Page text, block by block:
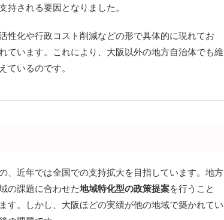
される要因となりました。
性化や行政コスト削減などの形で具体的に現れてお
ています。これにより、大阪以外の地方自治体でも維
ているのです。
、近年では全国での支持拡大を目指しています。地方
の課題に合わせた地域特化型の政策提案を行うこと
す。しかし、大阪ほどの実績が他の地域で築かれてい